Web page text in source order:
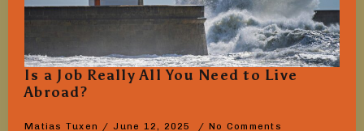
Is a Job Really All You Need to Live
Abroad?
Matias Tuxen June 12, 2025 No Comments